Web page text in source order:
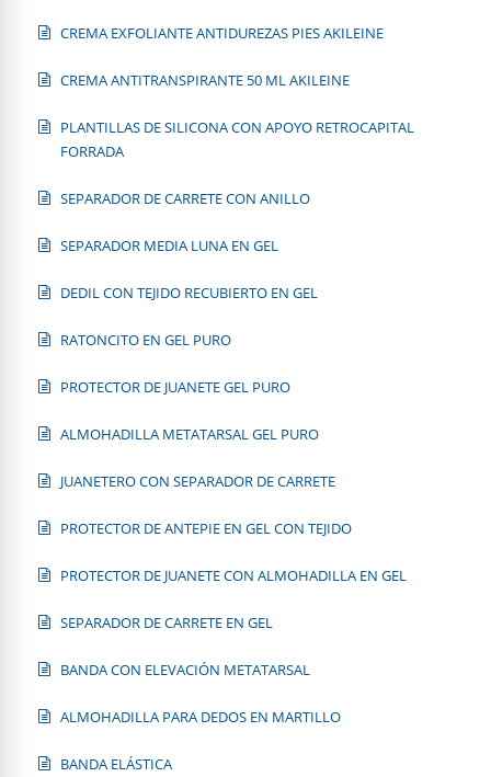
CREMA EXFOLIANTE ANTIDUREZAS PIES AKILEINE
CREMA ANTITRANSPIRANTE 50 ML AKILEINE
PLANTILLAS DE SILICONA CON APOYO RETROCAPITAL
FORRADA
SEPARADOR DE CARRETE CON ANILLO
SEPARADOR MEDIA LUNA EN GEL
DEDIL CON TEJIDO RECUBIERTO EN GEL
RATONCITO EN GEL PURO
PROTECTOR DE JUANETE GEL PURO
ALMOHADILLA METATARSAL GEL PURO
JUANETERO CON SEPARADOR DE CARRETE
PROTECTOR DE ANTEPIE EN GEL CON TEJIDO
PROTECTOR DE JUANETE CON ALMOHADILLA EN GEL
SEPARADOR DE CARRETE EN GEL
BANDA CON ELEVACIÓN METATARSAL
ALMOHADILLA PARA DEDOS EN MARTILLO
BANDA ELÁSTICA